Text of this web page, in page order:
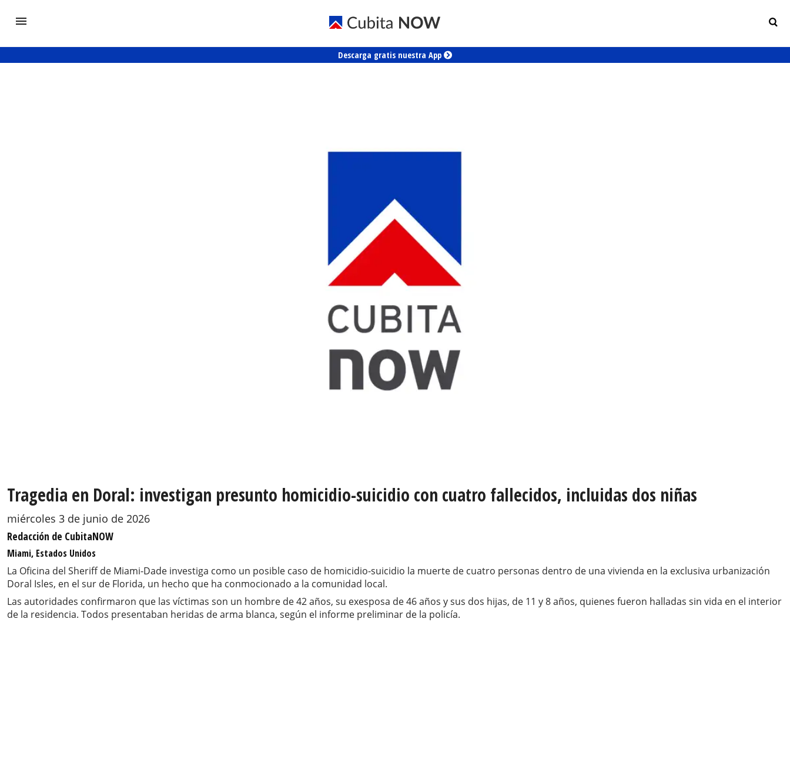
Descarga gratis nuestra App
Tragedia en Doral: investigan presunto homicidio-suicidio con cuatro fallecidos, incluidas dos niñas
miércoles 3 de junio de 2026
Redacción de CubitaNOW
Miami, Estados Unidos
La Oficina del Sheriff de Miami-Dade investiga como un posible caso de homicidio-suicidio la muerte de cuatro personas dentro de una vivienda en la exclusiva urbanización
Doral Isles, en el sur de Florida, un hecho que ha conmocionado a la comunidad local.
Las autoridades confirmaron que las víctimas son un hombre de 42 años, su exesposa de 46 años y sus dos hijas, de 11 y 8 años, quienes fueron halladas sin vida en el interior
de la residencia. Todos presentaban heridas de arma blanca, según el informe preliminar de la policía.